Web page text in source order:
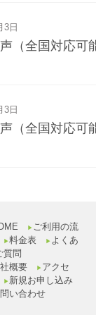
3日
（全国対応可
3日
（全国対応可
▶︎ ご利用の流
▶︎ 料金表 ▶︎ よくあ
質問
概要 ▶︎ アクセ
▶︎ 新規お申し込み
い合わせ